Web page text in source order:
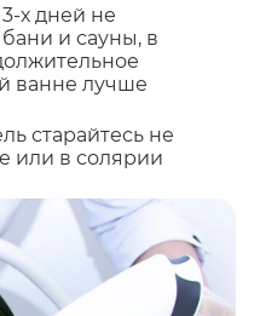
х дней не
и сауны, в
ванне лучше
старайтесь не
или в солярии